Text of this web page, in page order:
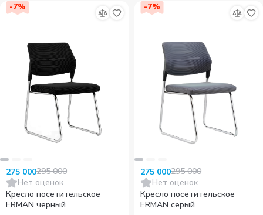
-7%
275 000295 000
Нет оценок
Кресло посетительское
ERMAN черный
-7%
275 000295 000
Нет оценок
Кресло посетительское
ERMAN серый